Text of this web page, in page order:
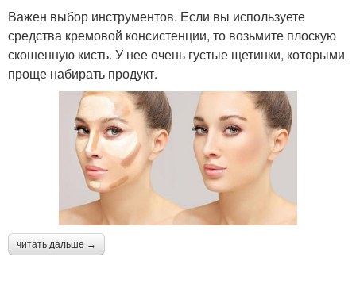
Важен выбор инструментов. Если вы используете
средства кремовой консистенции, то возьмите плоскую
скошенную кисть. У нее очень густые щетинки, которыми
проще набирать продукт.
читать дальше →